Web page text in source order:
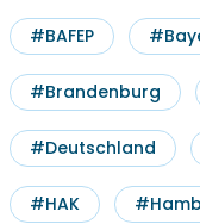
#BAFEP
#Brandenburg
#Deutschland
#HAK